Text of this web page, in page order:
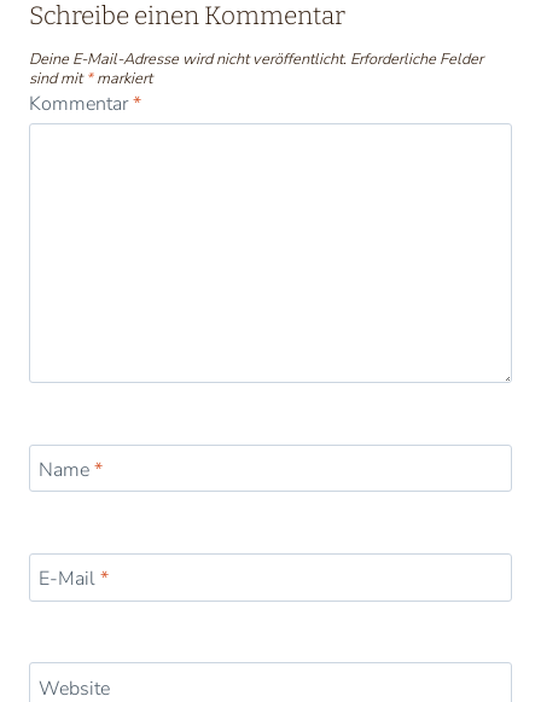
Schreibe einen Kommentar
Deine E-Mail-Adresse wird nicht veröffentlicht. Erforderliche Felder
sind mit*markiert
Kommentar*
Name*
E-Mail*
Website